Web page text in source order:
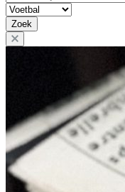
Zoek